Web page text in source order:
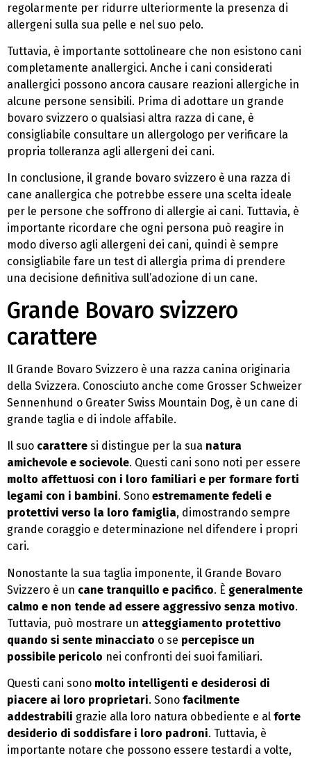
regolarmente per ridurre ulteriormente la presenza di
allergeni sulla sua pelle e nel suo pelo.
Tuttavia, è importante sottolineare che non esistono cani
completamente anallergici. Anche i cani considerati
anallergici possono ancora causare reazioni allergiche in
alcune persone sensibili. Prima di adottare un grande
bovaro svizzero o qualsiasi altra razza di cane, è
consigliabile consultare un allergologo per verificare la
propria tolleranza agli allergeni dei cani.
In conclusione, il grande bovaro svizzero è una razza di
cane anallergica che potrebbe essere una scelta ideale
per le persone che soffrono di allergie ai cani. Tuttavia, è
importante ricordare che ogni persona può reagire in
modo diverso agli allergeni dei cani, quindi è sempre
consigliabile fare un test di allergia prima di prendere
una decisione definitiva sull’adozione di un cane.
Grande Bovaro svizzero
carattere
Il Grande Bovaro Svizzero è una razza canina originaria
della Svizzera. Conosciuto anche come Grosser Schweizer
Sennenhund o Greater Swiss Mountain Dog, è un cane di
grande taglia e di indole affabile.
Il suo carattere si distingue per la sua natura
amichevole e socievole. Questi cani sono noti per essere
molto affettuosi con i loro familiari e per formare forti
legami con i bambini. Sono estremamente fedeli e
protettivi verso la loro famiglia, dimostrando sempre
grande coraggio e determinazione nel difendere i propri
cari.
Nonostante la sua taglia imponente, il Grande Bovaro
Svizzero è un cane tranquillo e pacifico. È generalmente
calmo e non tende ad essere aggressivo senza motivo.
Tuttavia, può mostrare un atteggiamento protettivo
quando si sente minacciato o se percepisce un
possibile pericolo nei confronti dei suoi familiari.
Questi cani sono molto intelligenti e desiderosi di
piacere ai loro proprietari. Sono facilmente
addestrabili grazie alla loro natura obbediente e al forte
desiderio di soddisfare i loro padroni. Tuttavia, è
importante notare che possono essere testardi a volte,